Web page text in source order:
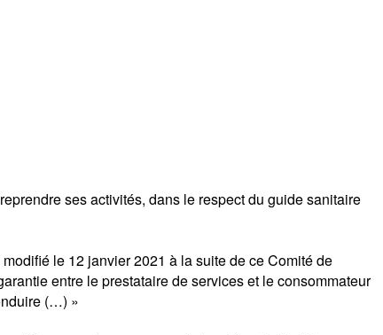
ses activités, dans le respect du guide sanitaire
le 12 janvier 2021 à la suite de ce Comité de
entre le prestataire de services et le consommateur
(…) »